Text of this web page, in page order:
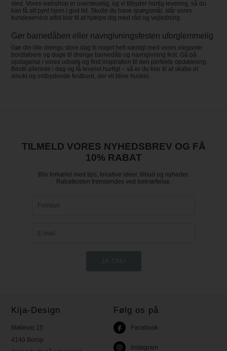
sted. Vores webshop er overskuelig, og vi tilbyder hurtig levering, så du
kan få alt pynt hjem i god tid. Skulle du have spørgsmål, står vores
kundeservice altid klar til at hjælpe dig med råd og vejledning.
Gør barnedåben eller navngivningsfesten uforglemmelig
Gør din lille drengs store dag til noget helt særligt med vores elegante
bordløbere og duge til drenge barnedåb og navngivning fest. Gå på
opdagelse i vores udvalg og find inspiration til den perfekte opdækning.
Bestil allerede i dag og få leveret hurtigt – så er du klar til at skabe et
smukt og indbydende festbord, der vil blive husket.
TILMELD VORES NYHEDSBREV OG FÅ
10% RABAT
Bliv forkælet med tips, kreative idéer, tilbud og nyheder.
Rabatkoden fremsendes ved bekræftelse.
Kija-Design
Møllevej 15
4140 Borup
Følg os på
Facebook
Instagram